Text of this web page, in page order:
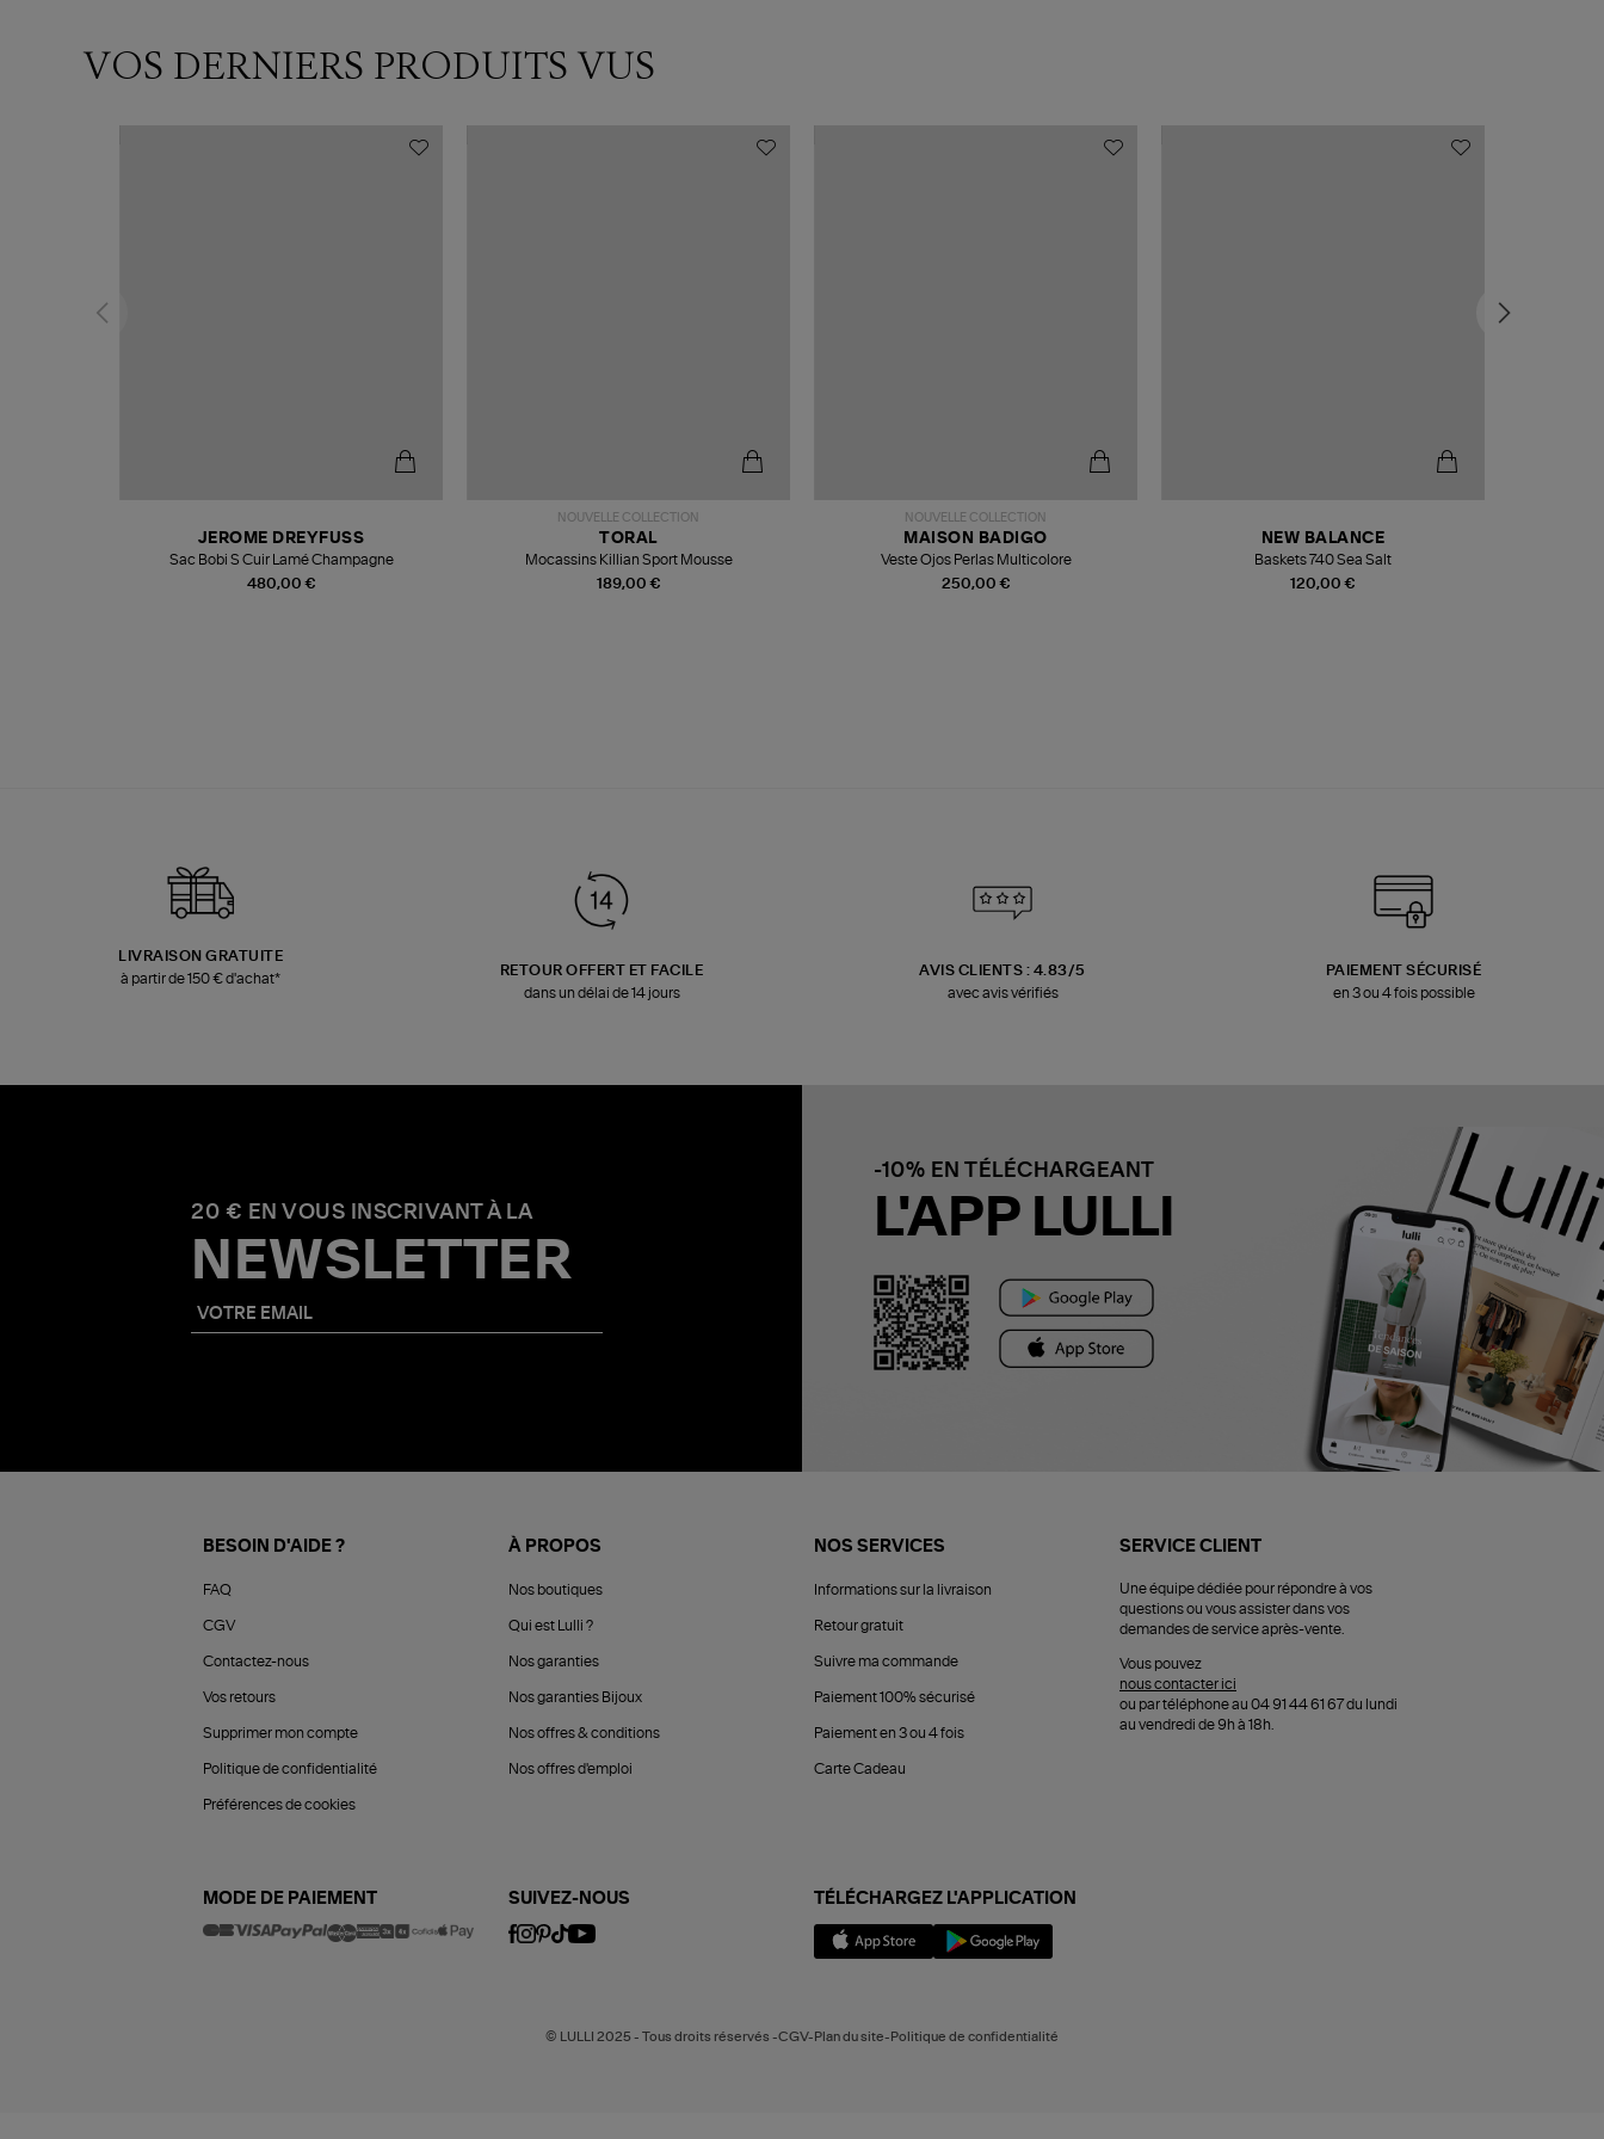
VOS DERNIERS PRODUITS VUS
480,00 €
JEROME DREYFUSS
Sac Bobi S Cuir Lamé Champagne
NOUVELLE COLLECTION
189,00 €
TORAL
Mocassins Killian Sport Mousse
NOUVELLE COLLECTION
250,00 €
MAISON BADIGO
Veste Ojos Perlas Multicolore
120,00 €
NEW BALANCE
Baskets 740 Sea Salt
LIVRAISON GRATUITE
à partir de 150 € d'achat*
RETOUR OFFERT ET FACILE
dans un délai de 14 jours
AVIS CLIENTS : 4.83/5
avec avis vérifiés
PAIEMENT SÉCURISÉ
en 3 ou 4 fois possible
20 € EN VOUS INSCRIVANT À LA
NEWSLETTER
-10% EN TÉLÉCHARGEANT
L'APP LULLI
BESOIN D'AIDE ?
FAQ
CGV
Contactez-nous
Vos retours
Supprimer mon compte
Politique de confidentialité
Préférences de cookies
À PROPOS
Nos boutiques
Qui est Lulli ?
Nos garanties
Nos garanties Bijoux
Nos offres & conditions
Nos offres d'emploi
NOS SERVICES
Informations sur la livraison
Retour gratuit
Suivre ma commande
Paiement 100% sécurisé
Paiement en 3 ou 4 fois
Carte Cadeau
SERVICE CLIENT
Une équipe dédiée pour répondre à vos
questions ou vous assister dans vos
demandes de service après-vente.
Vous pouvez
nous contacter ici
ou par téléphone au 04 91 44 61 67 du lundi
au vendredi de 9h à 18h.
MODE DE PAIEMENT SUIVEZ-NOUS TÉLÉCHARGEZ L'APPLICATION
© LULLI 2025 - Tous droits réservés -CGV-Plan du site-Politique de confidentialité